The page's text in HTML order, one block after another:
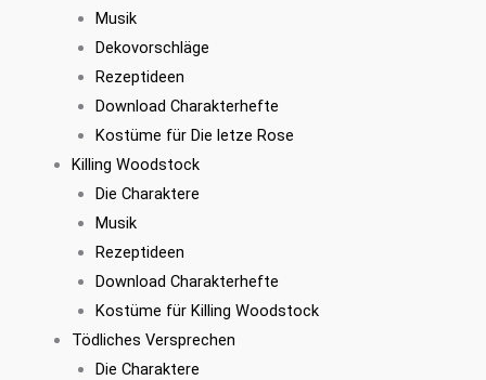
Musik
Dekovorschläge
Rezeptideen
Download Charakterhefte
Kostüme für Die letze Rose
Killing Woodstock
Die Charaktere
Musik
Rezeptideen
Download Charakterhefte
Kostüme für Killing Woodstock
Tödliches Versprechen
Die Charaktere